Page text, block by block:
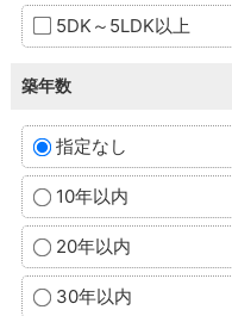
5DK～5LDK以上
築年数
指定なし
10年以内
20年以内
30年以内